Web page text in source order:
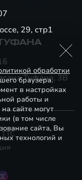
29, стр1
Туфана, 3В
обработки
браузера.
в настройках
работы и
сайте могут
(в том числе
сайта, Вы
технологий и